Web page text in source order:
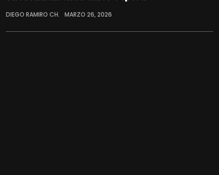
DIEGO RAMIRO CH. MARZO 26, 2026